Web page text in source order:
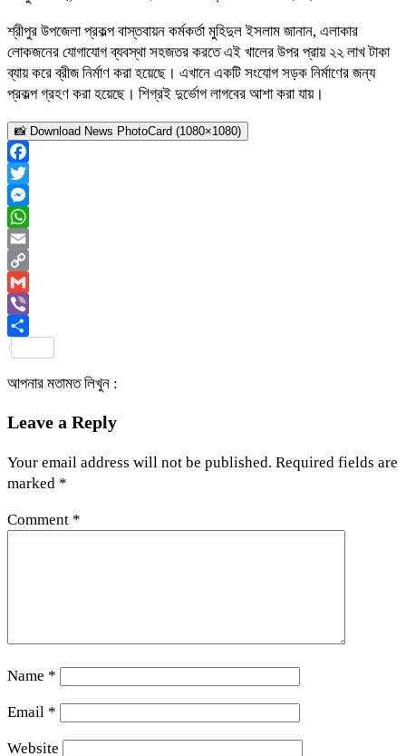
শ্রীপুর উপজেলা প্রকল্প বাস্তবায়ন কর্মকর্তা মুহিদুল ইসলাম জানান, এলাকার
লোকজনের যোগাযোগ ব্যবস্থা সহজতর করতে এই খালের উপর প্রায় ২২ লাখ টাকা
ব্যায় করে ব্রীজ নির্মাণ করা হয়েছে। এখানে একটি সংযোগ সড়ক নির্মাণের জন্য
প্রকল্প গ্রহণ করা হয়েছে। শিগ্রই দুর্ভোগ লাগবের আশা করা যায়।
📸 Download News PhotoCard (1080×1080)
Facebook
Twitter
Messenger
WhatsApp
Email
Copy
Link
Gmail
Viber
আপনার মতামত লিখুন :
Leave a Reply
Your email address will not be published. Required fields are
marked *
Comment *
Name *
Email *
Website